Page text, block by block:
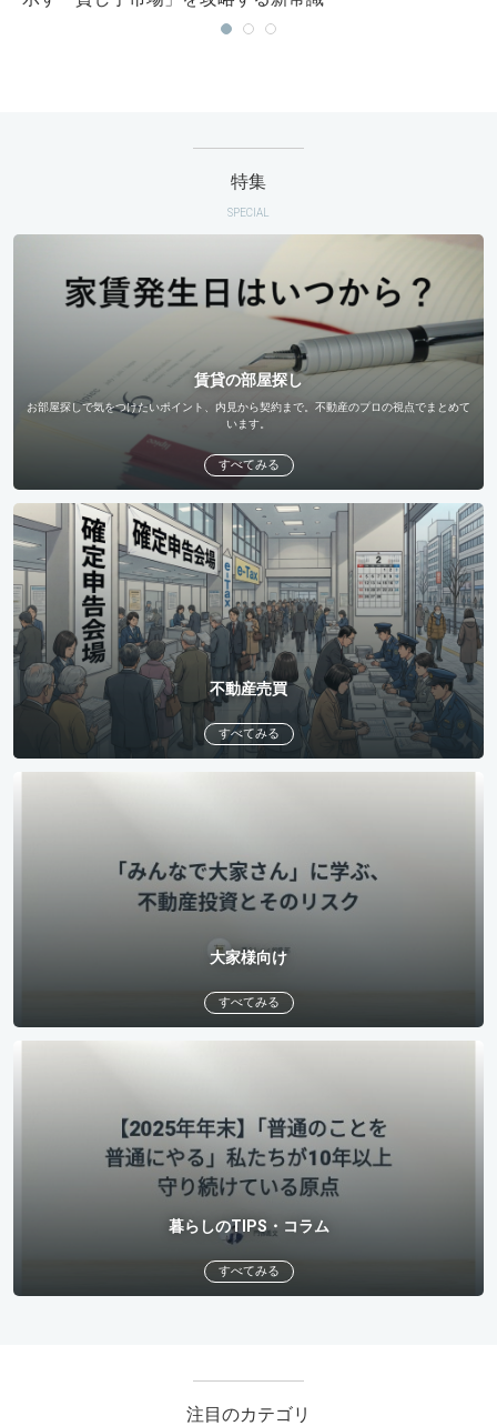
特集
SPECIAL
賃貸の部屋探し
お部屋探しで気をつけたいポイント、内見から契約まで。不動産のプロの視点でまとめて
います。
すべてみる
不動産売買
すべてみる
大家様向け
すべてみる
暮らしのTIPS・コラム
すべてみる
注目のカテゴリ